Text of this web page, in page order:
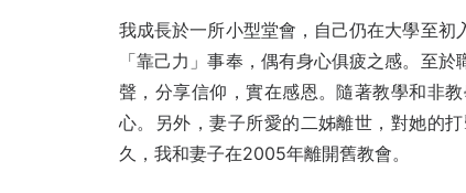
我成長於一所小型堂會，自己仍在大學至
「靠己力」事奉，偶有身心俱疲之感。 至於
聲，分享信仰，實在感恩。隨著教學和非
心。另外，妻子所愛的二姊離世，對她的
久，我和妻子在2005年離開舊教會。